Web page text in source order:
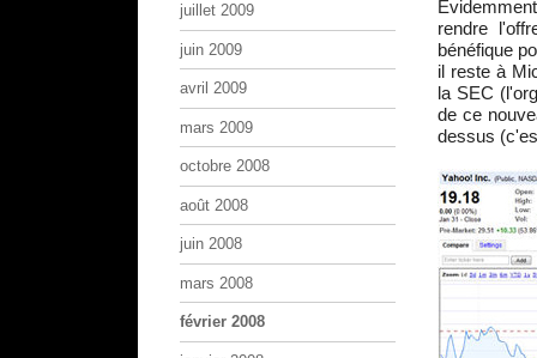
rendre
bénéfique
il reste à
la SEC
de ce
dessus
juillet 2009
juin 2009
avril 2009
mars 2009
octobre 2008
août 2008
juin 2008
mars 2008
février 2008